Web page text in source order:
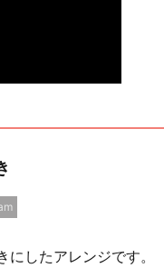
したアレンジです。